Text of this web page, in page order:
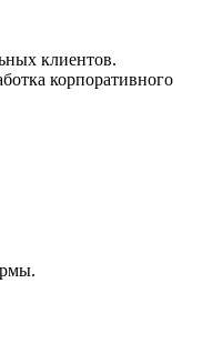
клиентов.
корпоративного